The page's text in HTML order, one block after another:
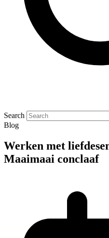
Search
Blog
Werken met
Maaimaai conclaaf